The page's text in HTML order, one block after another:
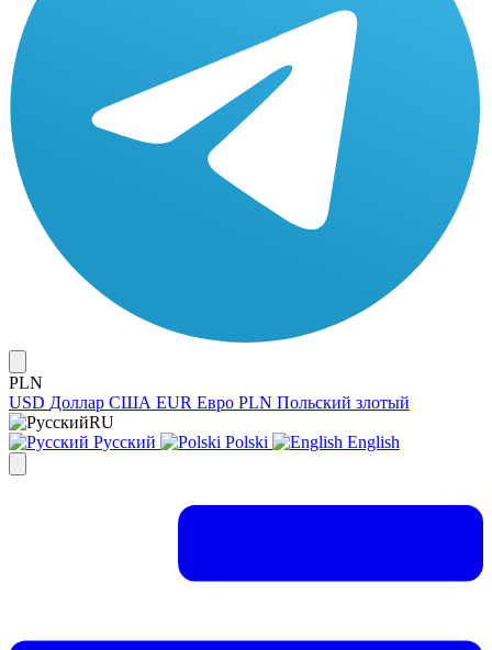
PLN
USD Доллар США EUR Евро PLN Польский злотый
RU
Русский
Polski English